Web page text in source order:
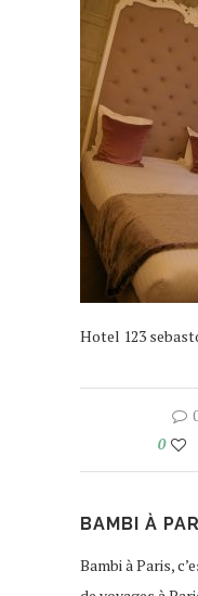
Hotel 123
0
BAMBI À
Bambi à Paris,